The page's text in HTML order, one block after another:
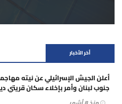
أخر الأخبار
أعلن الجيش الإسرائيلي عن نيته
جنوب لبنان وأمر بإخلاء سكان قريتي
لقصفهما.